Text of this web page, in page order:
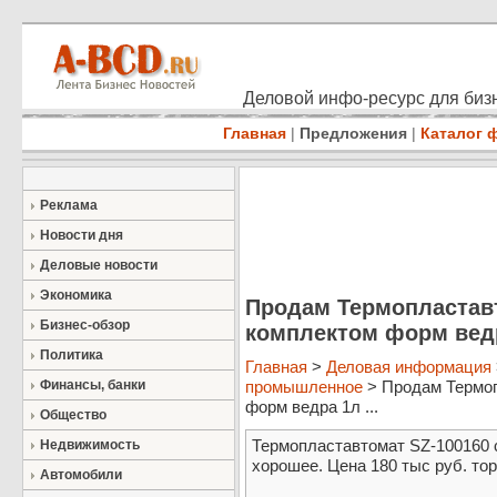
Деловой инфо-ресурс для
Главная | Предложения | Каталог
Реклама
Новости дня
Деловые новости
Экономика
Бизнес-обзор
Политика
Финансы, банки
Общество
Недвижимость
Автомобили
Продам
комплектом форм
Главная > Деловая информация
промышленное > Продам
форм ведра 1л ...
Термопластавтомат SZ-
хорошее. Цена 180 тыс руб.